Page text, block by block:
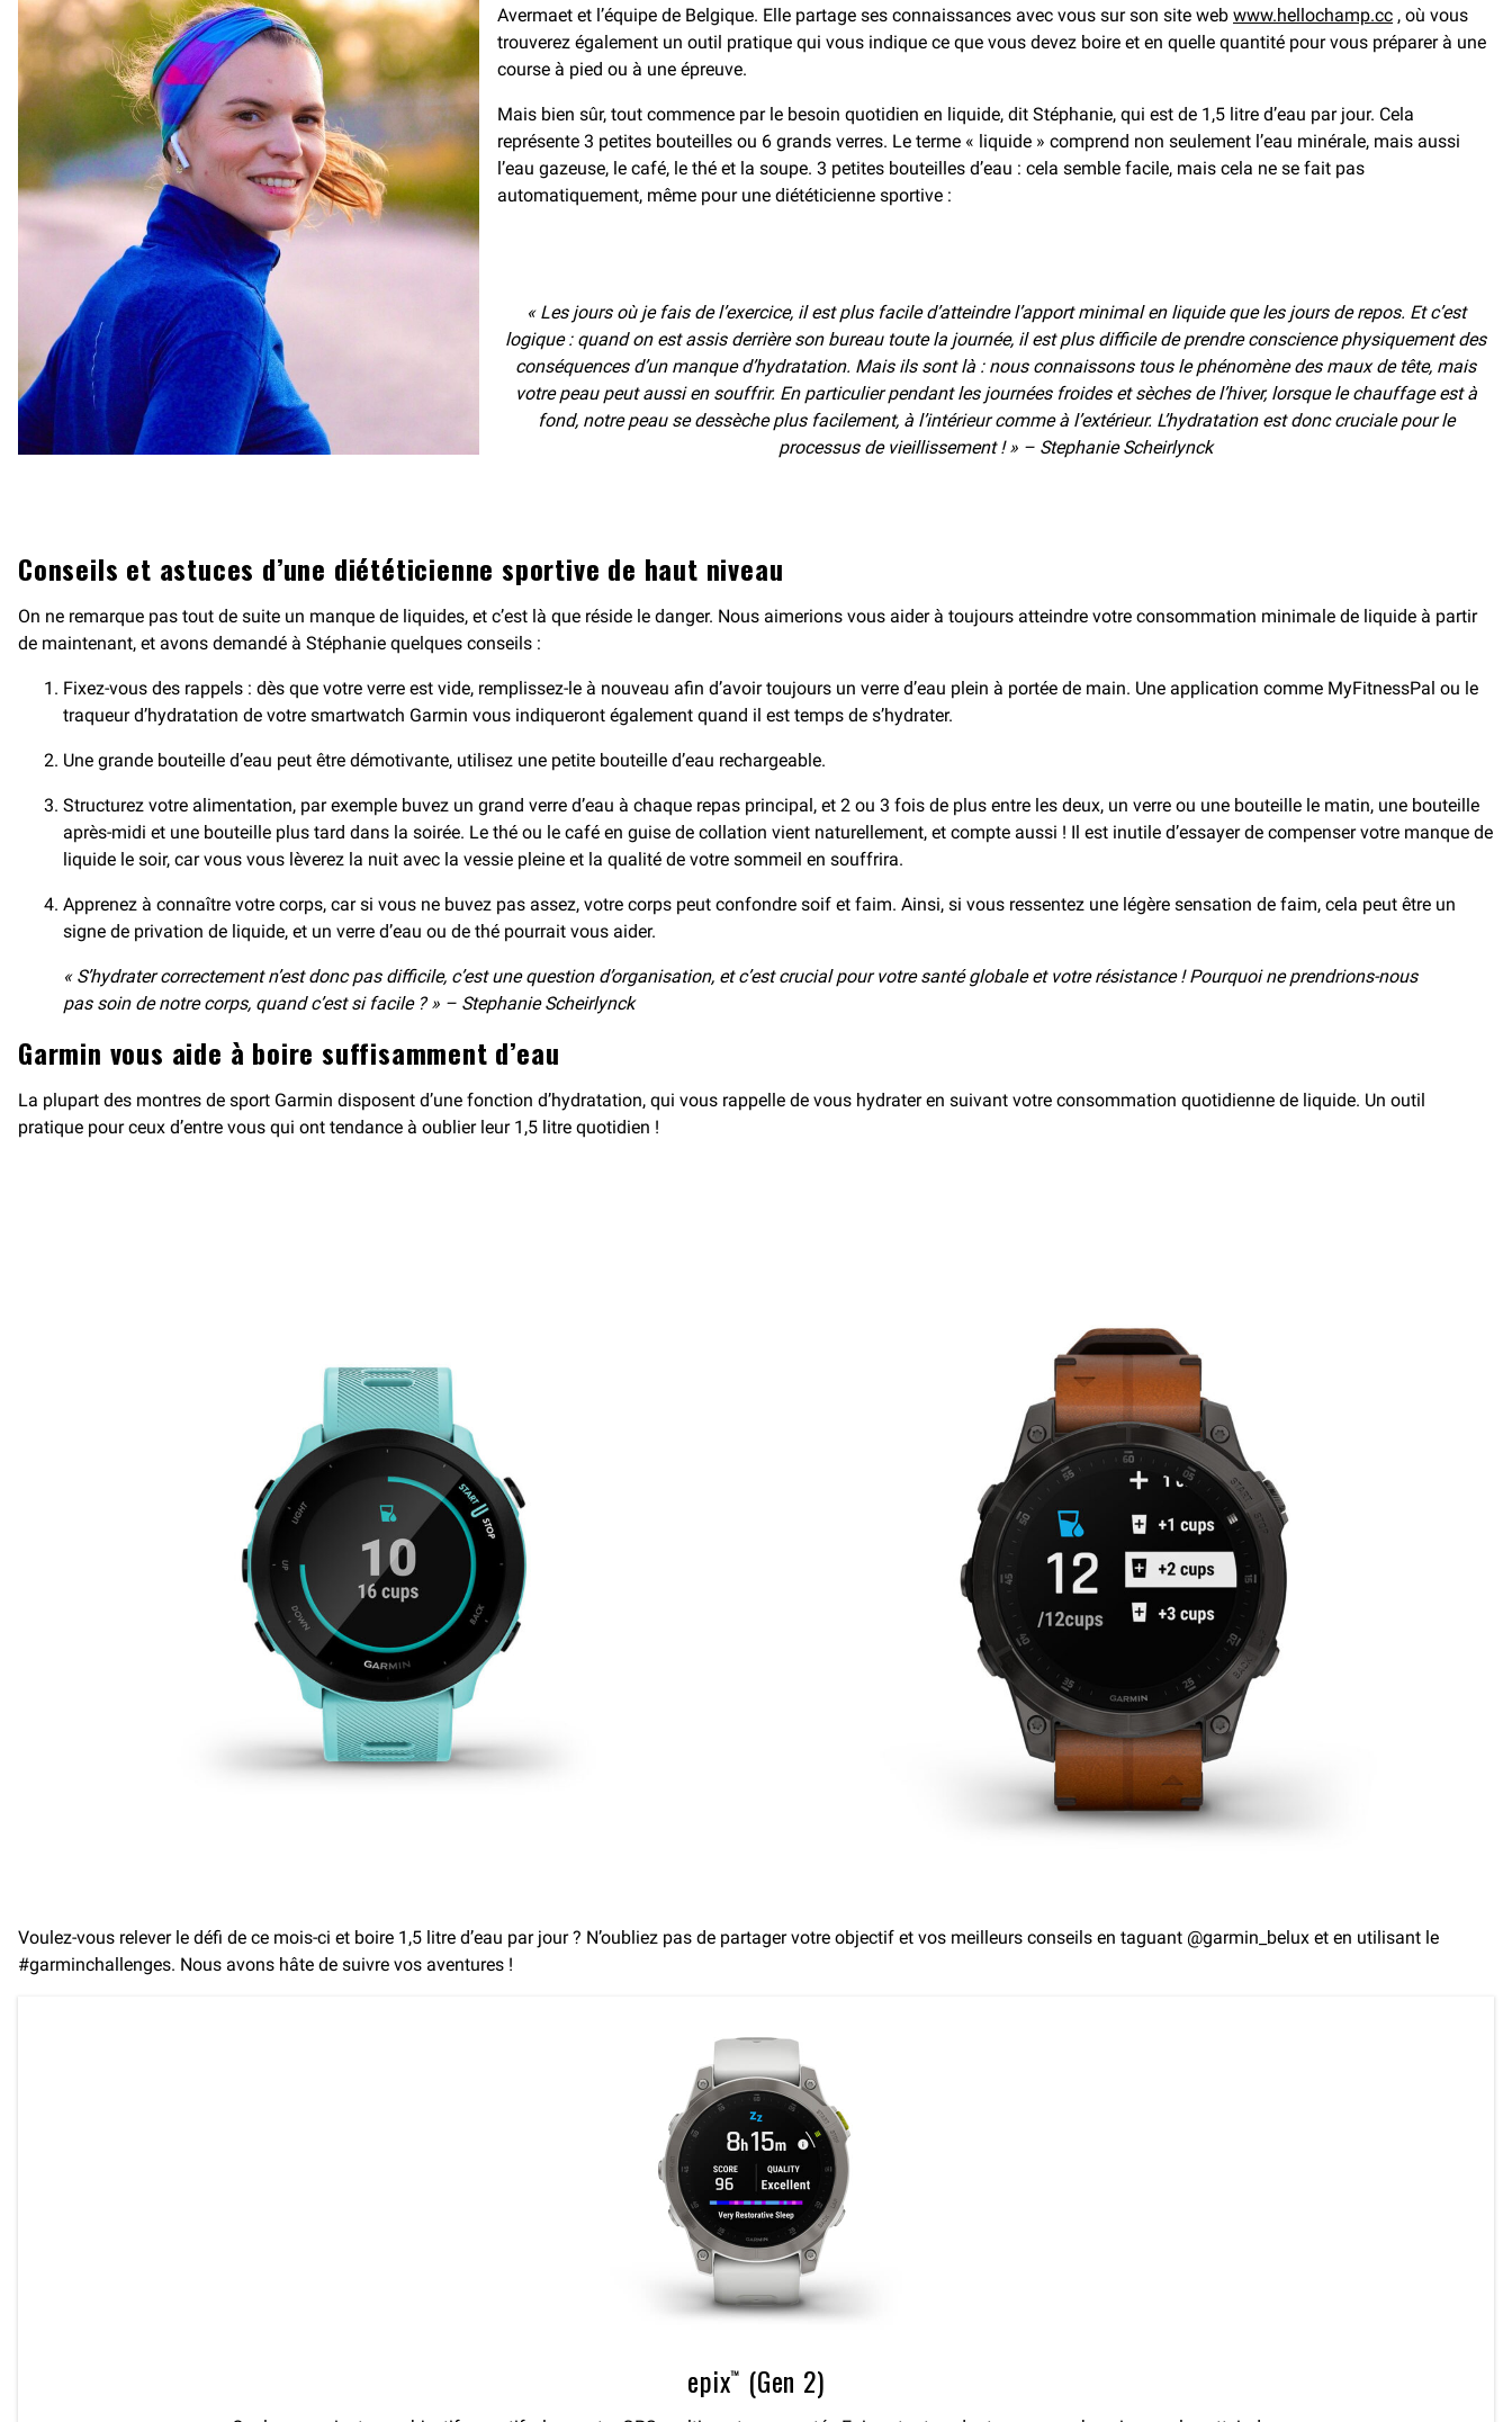
Avermaet et l’équipe de Belgique. Elle partage ses connaissances avec vous sur son site web www.hellochamp.cc , où vous
trouverez également un outil pratique qui vous indique ce que vous devez boire et en quelle quantité pour vous préparer à une
course à pied ou à une épreuve.
Mais bien sûr, tout commence par le besoin quotidien en liquide, dit Stéphanie, qui est de 1,5 litre d’eau par jour. Cela
représente 3 petites bouteilles ou 6 grands verres. Le terme « liquide » comprend non seulement l’eau minérale, mais aussi
l’eau gazeuse, le café, le thé et la soupe. 3 petites bouteilles d’eau : cela semble facile, mais cela ne se fait pas
automatiquement, même pour une diététicienne sportive :
« Les jours où je fais de l’exercice, il est plus facile d’atteindre l’apport minimal en liquide que les jours de repos. Et c’est
logique : quand on est assis derrière son bureau toute la journée, il est plus difficile de prendre conscience physiquement des
conséquences d’un manque d’hydratation. Mais ils sont là : nous connaissons tous le phénomène des maux de tête, mais
votre peau peut aussi en souffrir. En particulier pendant les journées froides et sèches de l’hiver, lorsque le chauffage est à
fond, notre peau se dessèche plus facilement, à l’intérieur comme à l’extérieur. L’hydratation est donc cruciale pour le
processus de vieillissement ! » – Stephanie Scheirlynck
Conseils et astuces d’une diététicienne sportive de haut niveau
On ne remarque pas tout de suite un manque de liquides, et c’est là que réside le danger. Nous aimerions vous aider à toujours atteindre votre consommation minimale de liquide à partir
de maintenant, et avons demandé à Stéphanie quelques conseils :
Fixez-vous des rappels : dès que votre verre est vide, remplissez-le à nouveau afin d’avoir toujours un verre d’eau plein à portée de main. Une application comme MyFitnessPal ou le
traqueur d’hydratation de votre smartwatch Garmin vous indiqueront également quand il est temps de s’hydrater.
Une grande bouteille d’eau peut être démotivante, utilisez une petite bouteille d’eau rechargeable.
Structurez votre alimentation, par exemple buvez un grand verre d’eau à chaque repas principal, et 2 ou 3 fois de plus entre les deux, un verre ou une bouteille le matin, une bouteille
après-midi et une bouteille plus tard dans la soirée. Le thé ou le café en guise de collation vient naturellement, et compte aussi ! Il est inutile d’essayer de compenser votre manque de
liquide le soir, car vous vous lèverez la nuit avec la vessie pleine et la qualité de votre sommeil en souffrira.
Apprenez à connaître votre corps, car si vous ne buvez pas assez, votre corps peut confondre soif et faim. Ainsi, si vous ressentez une légère sensation de faim, cela peut être un
signe de privation de liquide, et un verre d’eau ou de thé pourrait vous aider.
« S’hydrater correctement n’est donc pas difficile, c’est une question d’organisation, et c’est crucial pour votre santé globale et votre résistance ! Pourquoi ne prendrions-nous
pas soin de notre corps, quand c’est si facile ? » – Stephanie Scheirlynck
Garmin vous aide à boire suffisamment d’eau
La plupart des montres de sport Garmin disposent d’une fonction d’hydratation, qui vous rappelle de vous hydrater en suivant votre consommation quotidienne de liquide. Un outil
pratique pour ceux d’entre vous qui ont tendance à oublier leur 1,5 litre quotidien !
Voulez-vous relever le défi de ce mois-ci et boire 1,5 litre d’eau par jour ? N’oubliez pas de partager votre objectif et vos meilleurs conseils en taguant @garmin_belux et en utilisant le
#garminchallenges. Nous avons hâte de suivre vos aventures !
epix™ (Gen 2)